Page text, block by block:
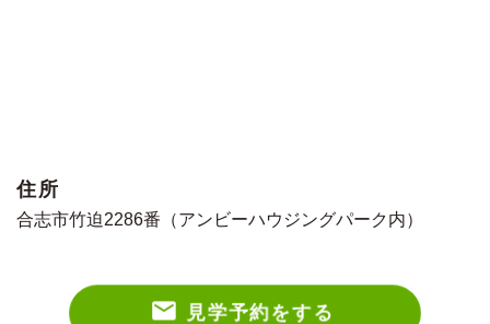
住所
合志市竹迫2286番（アンビーハウジングパーク内）
見学予約をする